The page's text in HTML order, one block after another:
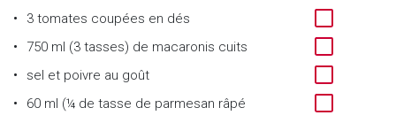
3 tomates coupées en dés
750 ml (3 tasses) de macaronis cuits
sel et poivre au goût
60 ml (¼ de tasse de parmesan râpé